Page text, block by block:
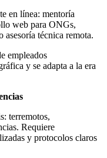
en línea: mentoría
web para ONGs,
asesoría técnica remota.
empleados
y se adapta a la era
terremotos,
Requiere
y protocolos claros